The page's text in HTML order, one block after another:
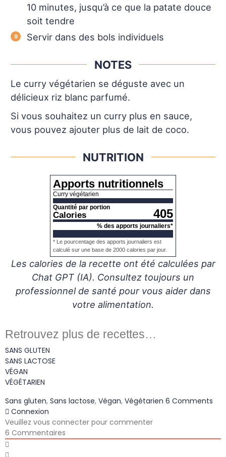
10 minutes, jusqu’à ce que la patate douce
soit tendre
Servir dans des bols individuels
NOTES
Le curry végétarien se déguste avec un
délicieux riz blanc parfumé.
Si vous souhaitez un curry plus en sauce,
vous pouvez ajouter plus de lait de coco.
NUTRITION
Apports nutritionnels
Curry végétarien
Quantité par portion
Calories 405
% des apports journaliers*
* Le pourcentage des apports journaliers est
calculé sur une base de 2000 calories par jour.
Les calories de la recette ont été calculées par
Chat GPT (IA). Consultez toujours un
professionnel de santé pour vous aider dans
votre alimentation.
Retrouvez plus de recettes…
SANS GLUTEN
SANS LACTOSE
VÉGAN
VÉGÉTARIEN
Sans gluten, Sans lactose, Végan, Végétarien 6 Comments
Connexion
Veuillez vous connecter pour commenter
6 Commentaires